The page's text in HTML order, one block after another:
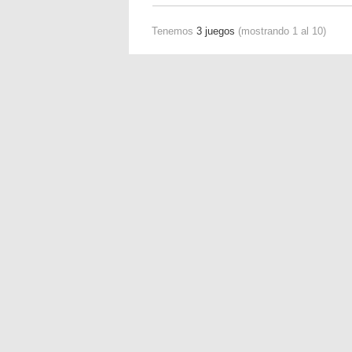
Tenemos 3 juegos (mostrando 1 al 10)